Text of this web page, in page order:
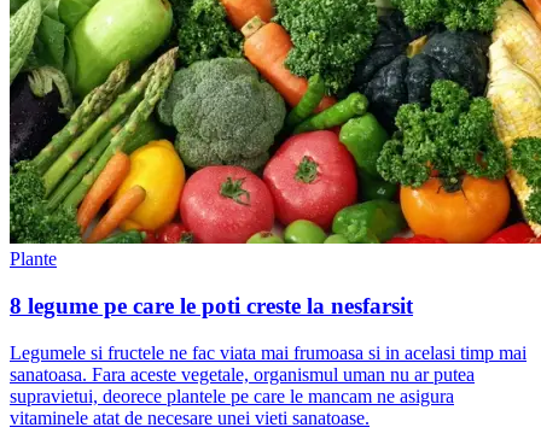
Plante
8 legume pe care le poti creste la nesfarsit
Legumele si fructele ne fac viata mai frumoasa si in acelasi timp mai
sanatoasa. Fara aceste vegetale, organismul uman nu ar putea
supravietui, deorece plantele pe care le mancam ne asigura
vitaminele atat de necesare unei vieti sanatoase.